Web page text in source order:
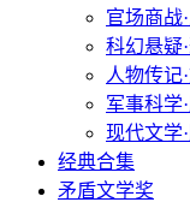
官场商战
科幻悬疑
人物传记
军事科学
现代文学
经典合集
矛盾文学奖